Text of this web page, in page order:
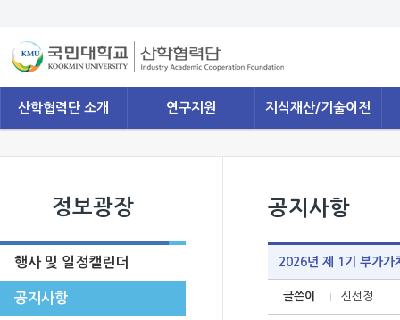
산학협력단 소개 연구지원 지식재산/기술이전
정보광장
행사 및 일정캘린더
공지사항
공지사항
2026년 제 1기 부가가
글쓴이 신선정